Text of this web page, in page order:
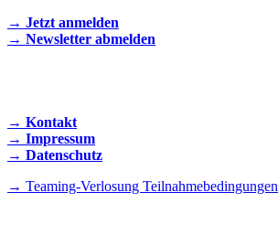
→ Jetzt anmelden
→ Newsletter abmelden
→ Kontakt
→ Impressum
→ Datenschutz
→ Teaming-Verlosung Teilnahmebedingungen